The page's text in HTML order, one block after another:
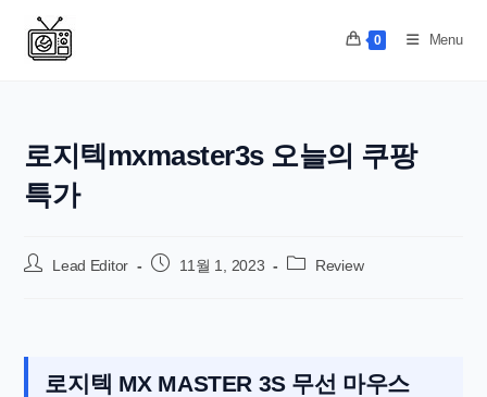
content
0 Menu
로지텍mxmaster3s 오늘의 쿠팡
특가
Post Lead Editor
Post 11월 1, 2023
Post Review
로지텍 MX MASTER 3S 무선 마우스